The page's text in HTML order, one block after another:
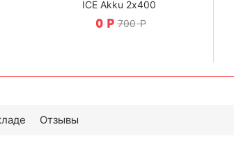
ICE Akku 2х400
0 Р 700 Р
Отзывы